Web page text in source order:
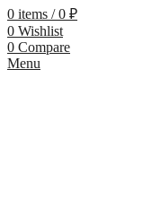
0 items / 0 ₽
0 Wishlist
0 Compare
Menu